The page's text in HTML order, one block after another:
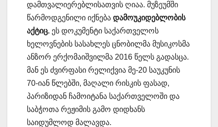
დამთვალიერებლისათვის ღიაა. მუზეუმში
წარმოდგენილი იქნება დამოუკიდებლობის
აქტიც. ეს დოკუმენტი საქართველოს
ხელოვნების სასახლეს ცნობილმა მუსიკოსმა
ანზორ ერქომაიშვილმა 2016 წელს გადასცა.
მან ეს ძვირფასი რელიქვია მე-20 საუკუნის
70-იან წლებში, მაღალი რისკის ფასად,
პარიზიდან ჩამოიტანა საქართველოში და
საბჭოთა რეჟიმის გამო დიდხანს
საიდუმლოდ მალავდა.